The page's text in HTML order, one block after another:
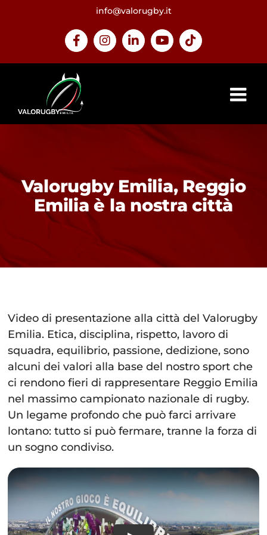
info@valorugby.it
FacebookInstagramLinkedInYouTubeTiktok
Valorugby Emilia, Reggio
Emilia è la nostra città
Video di presentazione alla città del Valorugby
Emilia. Etica, disciplina, rispetto, lavoro di
squadra, equilibrio, passione, dedizione, sono
alcuni dei valori alla base del nostro sport che
ci rendono fieri di rappresentare Reggio Emilia
nel massimo campionato nazionale di rugby.
Un legame profondo che può farci arrivare
lontano: tutto si può fermare, tranne la forza di
un sogno condiviso.